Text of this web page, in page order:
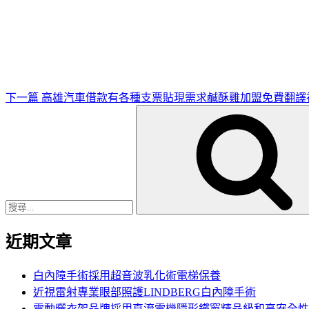
下一篇 高雄汽車借款有各種支票貼現需求鹹酥雞加盟免費翻譯
近期文章
白內障手術採用超音波乳化術電梯保養
近視雷射專業眼部照護LINDBERG白內障手術